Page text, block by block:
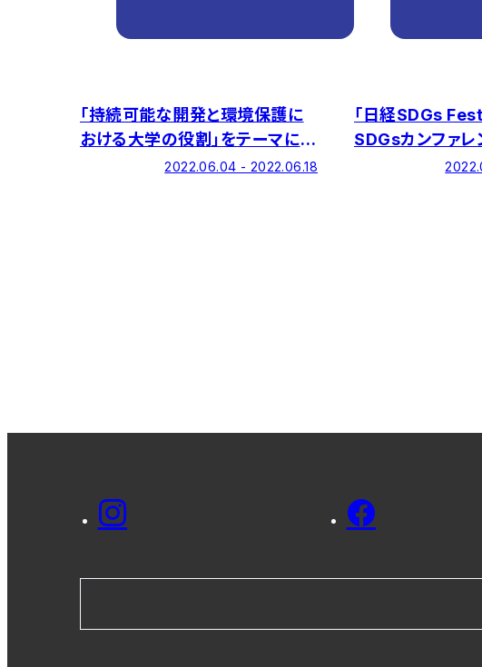
「持続可能な開発と環境保護に
おける大学の役割」をテーマに、
「価値創造×SDGs」シリアルイベ
2022.06.04 - 2022.06.18
「日経SDGs
SDGsカンファレ
学部の戸田龍樹